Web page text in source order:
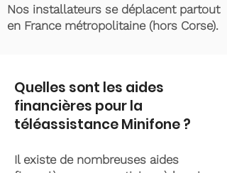
Nos installateurs se déplacent partout
en France métropolitaine (hors Corse).
Quelles sont les aides
financières pour la
téléassistance Minifone ?
Il existe de nombreuses aides